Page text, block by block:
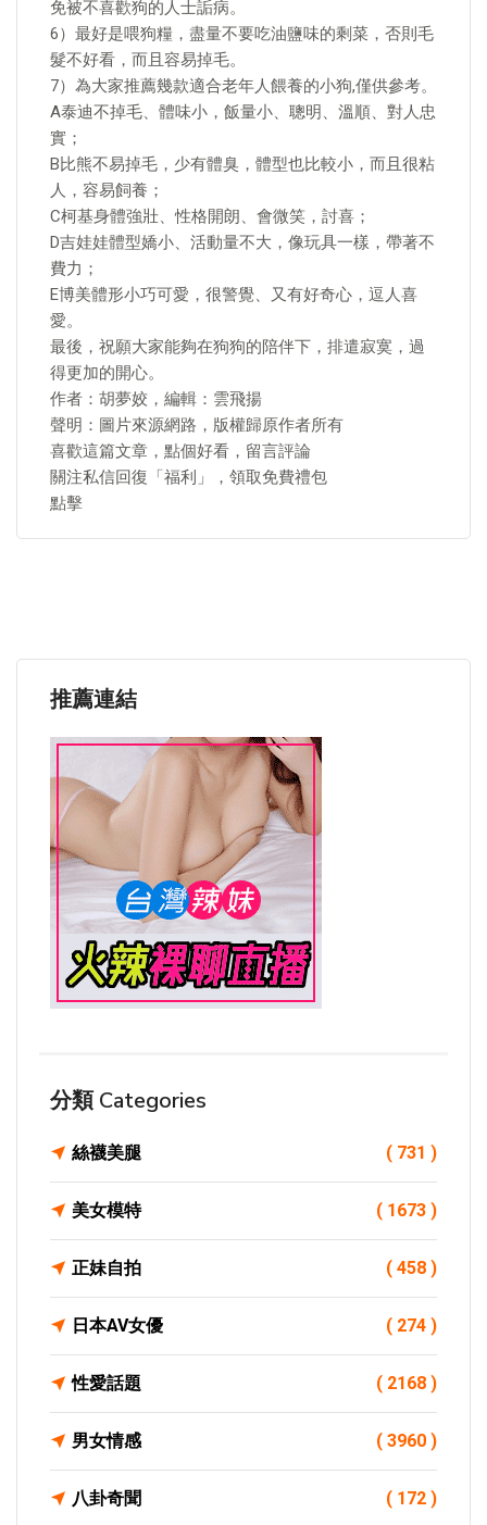
免被不喜歡狗的人士詬病。
6）最好是喂狗糧，盡量不要吃油鹽味的剩菜，否則毛
髮不好看，而且容易掉毛。
7）為大家推薦幾款適合老年人餵養的小狗,僅供參考。
A泰迪不掉毛、體味小，飯量小、聰明、溫順、對人忠
實；
B比熊不易掉毛，少有體臭，體型也比較小，而且很粘
人，容易飼養；
C柯基身體強壯、性格開朗、會微笑，討喜；
D吉娃娃體型嬌小、活動量不大，像玩具一樣，帶著不
費力；
E博美體形小巧可愛，很警覺、又有好奇心，逗人喜
愛。
最後，祝願大家能夠在狗狗的陪伴下，排遣寂寞，過
得更加的開心。
作者：胡夢姣，編輯：雲飛揚
聲明：圖片來源網路，版權歸原作者所有
喜歡這篇文章，點個好看，留言評論
關注私信回復「福利」，領取免費禮包
點擊
推薦連結
分類 Categories
絲襪美腿 ( 731 )
美女模特 ( 1673 )
正妹自拍 ( 458 )
日本AV女優 ( 274 )
性愛話題 ( 2168 )
男女情感 ( 3960 )
八卦奇聞 ( 172 )